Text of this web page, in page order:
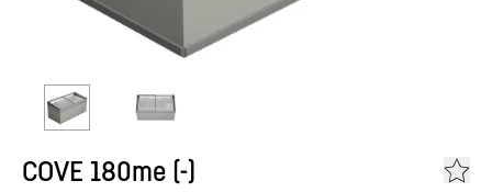
COVE 180me (-)